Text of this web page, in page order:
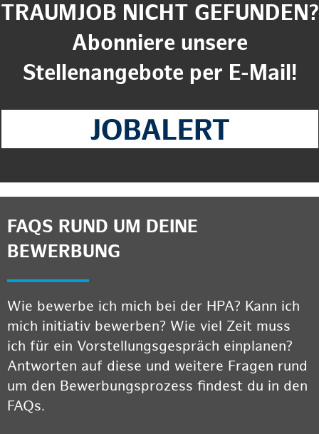
TRAUMJOB NICHT GEFUNDEN?
Abonniere unsere
Stellenangebote per E-Mail!
FAQS RUND UM DEINE
BEWERBUNG
Wie bewerbe ich mich bei der HPA? Kann ich
mich initiativ bewerben? Wie viel Zeit muss
ich für ein Vorstellungsgespräch einplanen?
Antworten auf diese und weitere Fragen rund
um den Bewerbungsprozess findest du in den
FAQs.